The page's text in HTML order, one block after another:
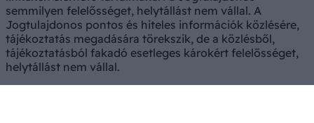
semmilyen felelősséget, helytállást nem vállal. A
Jogtulajdonos pontos és hiteles információk közlésére,
tájékoztatás megadására törekszik, de a közlésből,
tájékoztatásból fakadó esetleges károkért felelősséget,
helytállást nem vállal.